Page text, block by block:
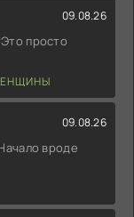
09.08.26
просто
09.08.26
вроде